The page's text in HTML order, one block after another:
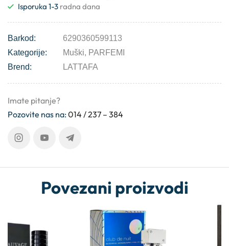
Isporuka 1-3 radna dana
Barkod:
6290360599113
Kategorije:
Muški, PARFEMI
Brend:
LATTAFA
Imate pitanje?
Pozovite nas na:014 / 237 – 384
Povezani proizvodi